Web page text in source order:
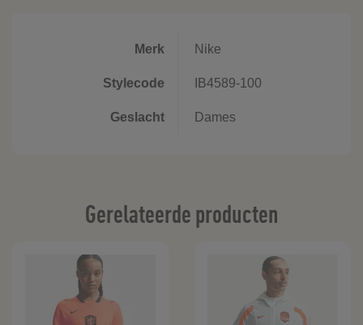
Merk Nike
Stylecode IB4589-100
Geslacht Dames
Gerelateerde producten